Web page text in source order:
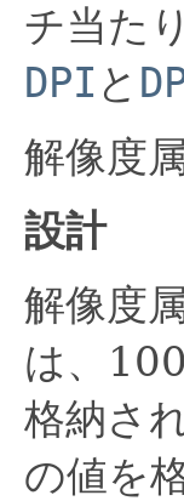
チ当た
DPI と
解像度
設計
解像度
は、
格納さ
の値を